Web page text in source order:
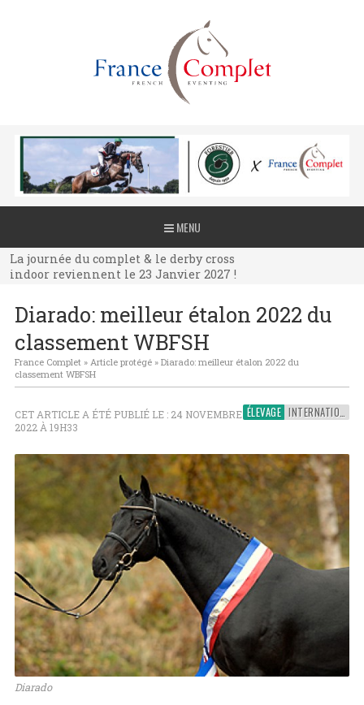
MENU
La journée du complet & le derby cross
indoor reviennent le 23 Janvier 2027 !
La journée du complet & le derby cross
indoor reviennent le 23 Janvier 2027 !
indoor reviennent le 23 Janvier 2027 !
Diarado: meilleur étalon 2022 du
classement WBFSH
France Complet» Article protégé» Diarado: meilleur étalon 2022 du
classement WBFSH
ÉLEVAGE INTERNATIONAL
CET ARTICLE A ÉTÉ PUBLIÉ LE : 24 NOVEMBRE
2022 À 19H33
Diarado